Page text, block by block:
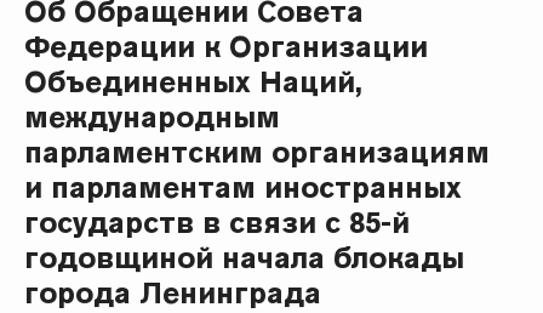
Об Обращении Совета
Федерации к Организации
Объединенных Наций,
международным
парламентским организациям
и парламентам иностранных
государств в связи с 85-й
годовщиной начала блокады
города Ленинграда